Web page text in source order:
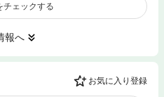
チェックする
報へ
お気に入り登録